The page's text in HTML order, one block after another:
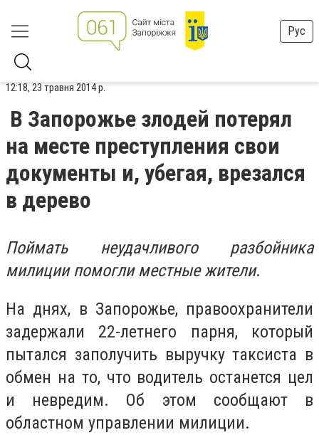
Рус
12:18, 23 травня 2014 р.
В Запорожье злодей потерял
на месте преступления свои
документы и, убегая, врезался
в дерево
Поймать неудачливого разбойника
милиции помогли местные жители.
На днях, в Запорожье, правоохранители
задержали 22-летнего парня, который
пытался заполучить выручку таксиста в
обмен на то, что водитель останется цел
и невредим. Об этом сообщают в
областном управлении милиции.